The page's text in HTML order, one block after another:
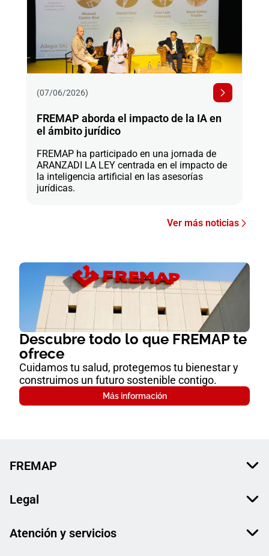
(07/06/2026)
FREMAP aborda el impacto de la IA en
el ámbito jurídico
FREMAP ha participado en una jornada de
ARANZADI LA LEY centrada en el impacto de
la inteligencia artificial en las asesorías
jurídicas.
Ver más noticias
Descubre todo lo que FREMAP te
ofrece
Cuidamos tu salud, protegemos tu bienestar y
construimos un futuro sostenible contigo.
Más información
FREMAP
Legal
Atención y servicios